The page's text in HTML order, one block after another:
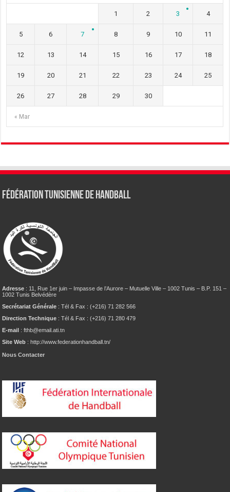
« Mar
1 2 3 4
5 6 7 8 9 10 11
12 13 14 15 16 17 18
19 20 21 22 23 24 25
26 27 28 29 30
Fédération tunisienne de Handball
Adresse : 11, Rue 1er juin – Impasse de l’Aurore – Mutuelle Ville – 1002 Tunis – B.P. 151 –
1002 Tunis Belvédère
Secrétariat Générale : Tél & Fax : (+216) 71 282 566
Direction Technique : Tél & Fax : (+216) 71 280 479
E-mail : fthb@email.ati.tn
Site Web : http://www.federationhandball.tn/
Nous Contacter